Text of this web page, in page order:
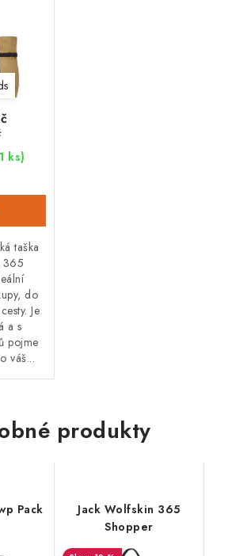
ks)
taška
365
do
Je
a s
pojme
váš...
produkty
Pack
Jack Wolfskin 365
Shopper